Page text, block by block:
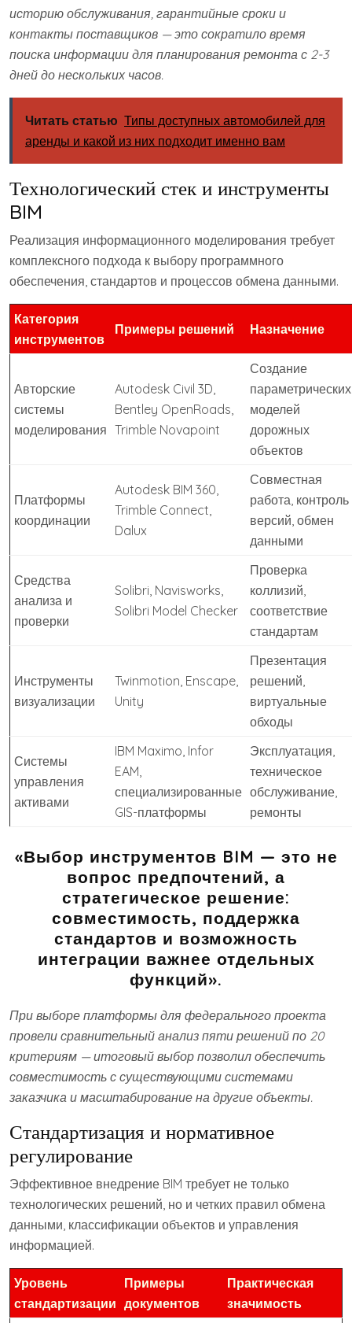
историю обслуживания, гарантийные сроки и
контакты поставщиков — это сократило время
поиска информации для планирования ремонта с 2-3
дней до нескольких часов.
Читать статью Типы доступных автомобилей для
аренды и какой из них подходит именно вам
Технологический стек и инструменты
BIM
Реализация информационного моделирования требует
комплексного подхода к выбору программного
обеспечения, стандартов и процессов обмена данными.
Категория
инструментов
Примеры решений Назначение
Авторские
системы
моделирования
Autodesk Civil 3D,
Bentley OpenRoads,
Trimble Novapoint
Создание
параметрических
моделей
дорожных
объектов
Платформы
координации
Autodesk BIM 360,
Trimble Connect,
Dalux
Совместная
работа, контроль
версий, обмен
данными
Средства
анализа и
проверки
Solibri, Navisworks,
Solibri Model Checker
Проверка
коллизий,
соответствие
стандартам
Инструменты
визуализации
Twinmotion, Enscape,
Unity
Презентация
решений,
виртуальные
обходы
Системы
управления
активами
IBM Maximo, Infor
EAM,
специализированные
GIS-платформы
Эксплуатация,
техническое
обслуживание,
ремонты
«Выбор инструментов BIM — это не
вопрос предпочтений, а
стратегическое решение:
совместимость, поддержка
стандартов и возможность
интеграции важнее отдельных
функций».
При выборе платформы для федерального проекта
провели сравнительный анализ пяти решений по 20
критериям — итоговый выбор позволил обеспечить
совместимость с существующими системами
заказчика и масштабирование на другие объекты.
Стандартизация и нормативное
регулирование
Эффективное внедрение BIM требует не только
технологических решений, но и четких правил обмена
данными, классификации объектов и управления
информацией.
Уровень
стандартизации
Примеры
документов
Практическая
значимость